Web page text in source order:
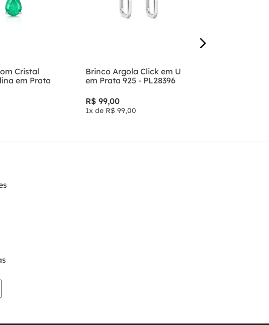
Cristal
em Prata
Brinco Argola Click em U
em Prata 925 - PL28396
R$ 99,00
1x de R$ 99,00